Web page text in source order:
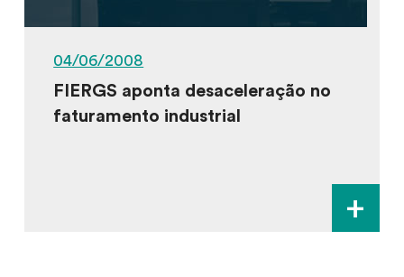
04/06/2008
FIERGS aponta desaceleração no
faturamento industrial
+